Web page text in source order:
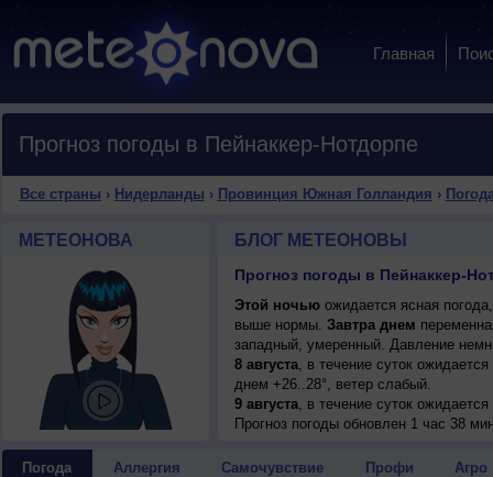
Главная
Прогноз погоды в Пейнаккер-Нотдорпе
Все страны › Нидерланды › Провинция Южная Голландия ›
МЕТЕОНОВА БЛОГ МЕТЕОНОВЫ
Прогноз погоды в Пейнаккер-
Этой ночьюожидается ясная
выше нормы. Завтра днем
западный, умеренный. Давление
8 августа, в течение суток
днем +26..28°, ветер слабый.
9 августа, в течение суток
днем +29..31°, ветер западный,
северо-западный, умеренный.
Прогноз погоды обновлен 1 час 38
Погода Аллергия Самочувствие Профи Агро